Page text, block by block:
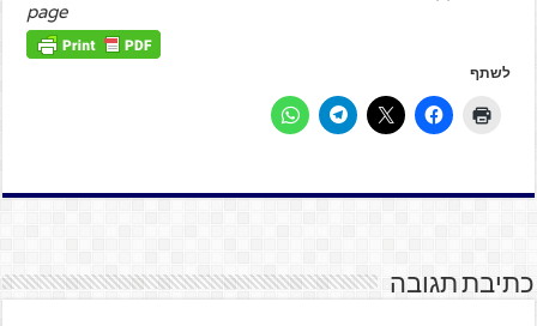
page
לשתף
כתיבת תגובה